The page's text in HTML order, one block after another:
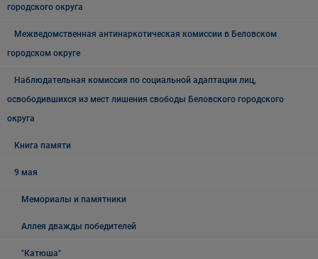
городского округа
Межведомственная антинаркотическая комиссии в Беловском
городском округе
Наблюдательная комиссия по социальной адаптации лиц,
освободившихся из мест лишения свободы Беловского городского
округа
Книга памяти
9 мая
Мемориалы и памятники
Аллея дважды победителей
"Катюша"